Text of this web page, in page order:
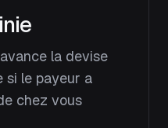
la devise
si le payeur a
chez vous